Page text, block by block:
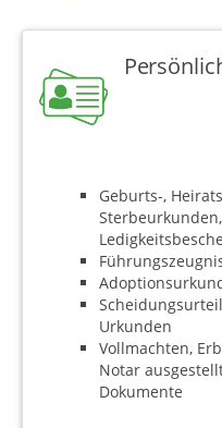
Geburts-,
Urkunden
Vollmachten,
Notar
Dokumente